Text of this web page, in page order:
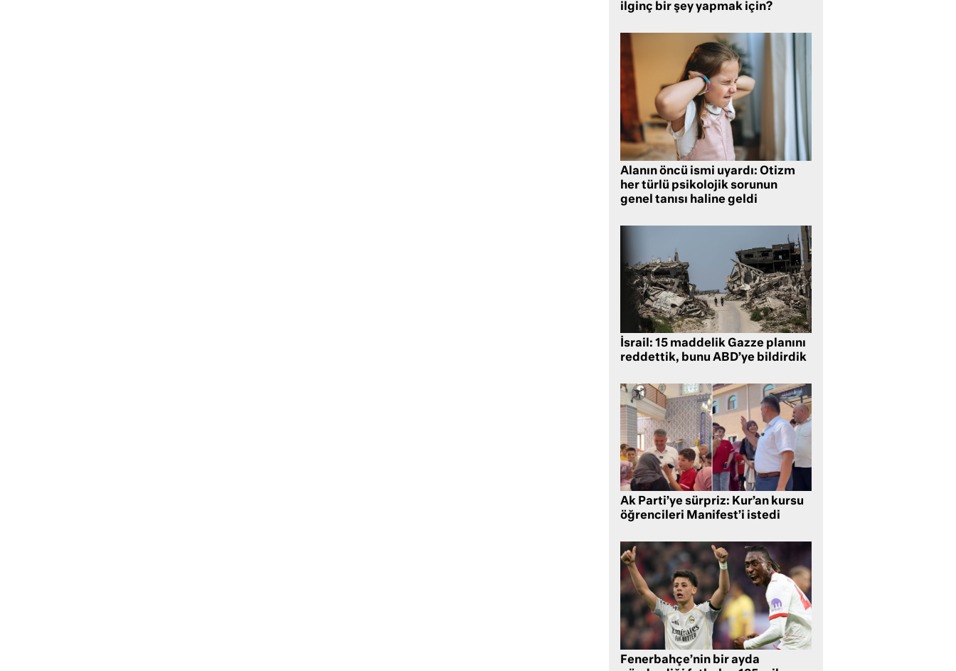
ilginç bir şey yapmak için?
Alanın öncü ismi uyardı: Otizm
her türlü psikolojik sorunun
genel tanısı haline geldi
İsrail: 15 maddelik Gazze planını
reddettik, bunu ABD’ye bildirdik
Ak Parti’ye sürpriz: Kur’an kursu
öğrencileri Manifest’i istedi
Fenerbahçe’nin bir ayda